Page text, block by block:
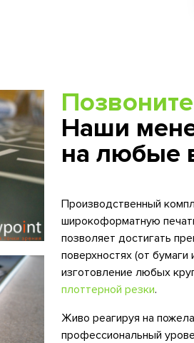
Наши
на любые
Производственный
широкоформатную
позволяет достигать
поверхностях (от
изготовление любых
плоттерной резки.
Живо реагируя на
профессиональный